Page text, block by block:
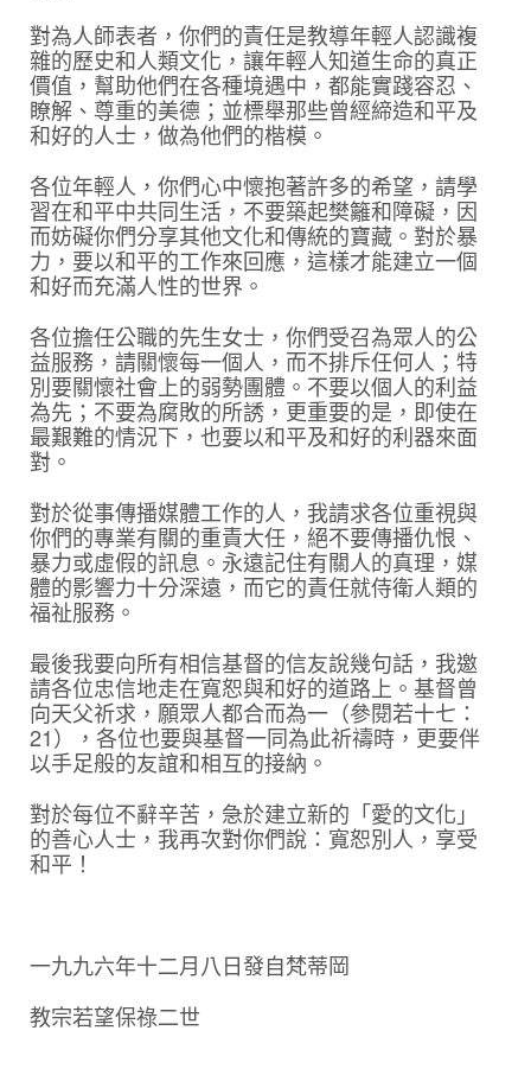
對為人師表者，你們的責任是教導年輕人認識複
雜的歷史和人類文化，讓年輕人知道生命的真正
價值，幫助他們在各種境遇中，都能實踐容忍、
瞭解、尊重的美德；並標舉那些曾經締造和平及
和好的人士，做為他們的楷模。
各位年輕人，你們心中懷抱著許多的希望，請學
習在和平中共同生活，不要築起樊籬和障礙，因
而妨礙你們分享其他文化和傳統的寶藏。對於暴
力，要以和平的工作來回應，這樣才能建立一個
和好而充滿人性的世界。
各位擔任公職的先生女士，你們受召為眾人的公
益服務，請關懷每一個人，而不排斥任何人；特
別要關懷社會上的弱勢團體。不要以個人的利益
為先；不要為腐敗的所誘，更重要的是，即使在
最艱難的情況下，也要以和平及和好的利器來面
對。
對於從事傳播媒體工作的人，我請求各位重視與
你們的專業有關的重責大任，絕不要傳播仇恨、
暴力或虛假的訊息。永遠記住有關人的真理，媒
體的影響力十分深遠，而它的責任就侍衛人類的
福祉服務。
最後我要向所有相信基督的信友說幾句話，我邀
請各位忠信地走在寬恕與和好的道路上。基督曾
向天父祈求，願眾人都合而為一（參閱若十七：
21），各位也要與基督一同為此祈禱時，更要伴
以手足般的友誼和相互的接納。
對於每位不辭辛苦，急於建立新的「愛的文化」
的善心人士，我再次對你們說：寬恕別人，享受
和平！
一九九六年十二月八日發自梵蒂岡
教宗若望保祿二世